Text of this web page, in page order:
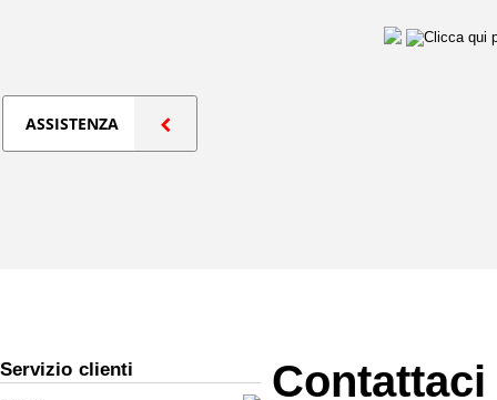
ASSISTENZA
Servizio clienti
Contattaci